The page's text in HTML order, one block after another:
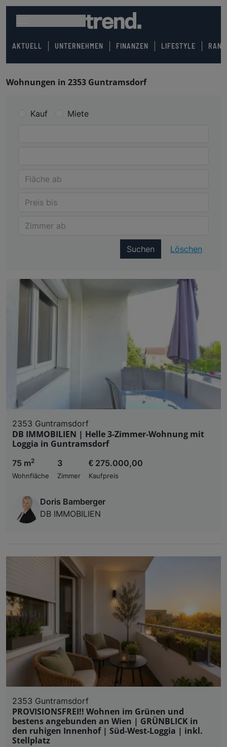
AKTUELL UNTERNEHMEN FINANZEN LIFESTYLE
Wohnungen in 2353 Guntramsdorf
Kauf Miete
Suchen Löschen
2353 Guntramsdorf
DB IMMOBILIEN | Helle 3-Zimmer-Wohnung mit
Loggia in Guntramsdorf
75 m2
Wohnfläche
3
Zimmer
€ 275.000,00
Kaufpreis
Doris Bamberger
DB IMMOBILIEN
2353 Guntramsdorf
PROVISIONSFREI!! Wohnen im Grünen und
bestens angebunden an Wien | GRÜNBLICK in
den ruhigen Innenhof | Süd-West-Loggia | inkl.
Stellplatz